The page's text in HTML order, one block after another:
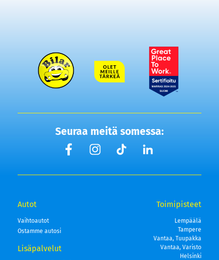
Seuraa meitä somessa:
Autot
Vaihtoautot
Ostamme autosi
Lisäpalvelut
Toimipisteet
Lempäälä
Tampere
Vantaa, Tuupakka
Vantaa, Varisto
Helsinki